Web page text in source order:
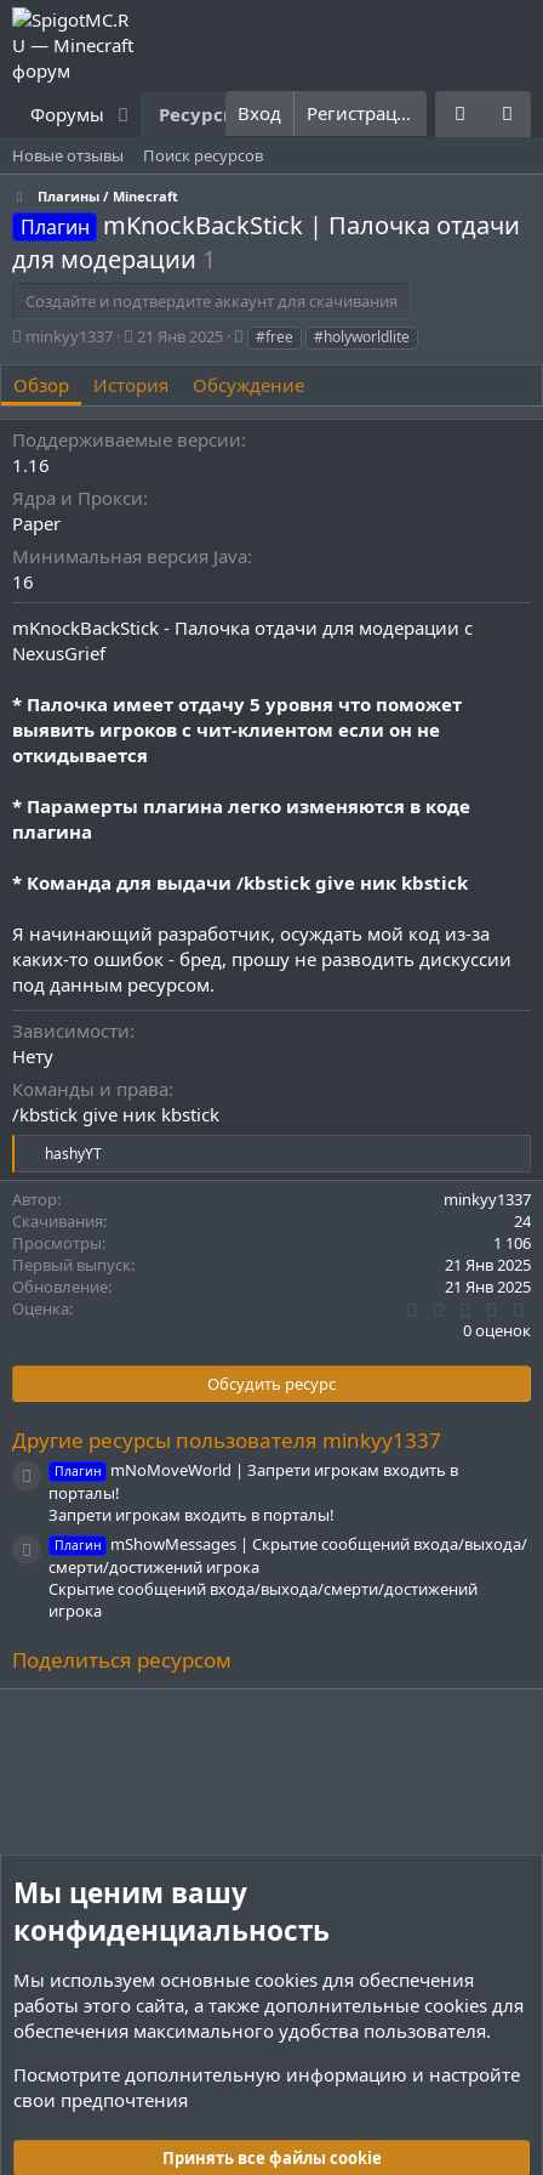
Форумы Ресурсы Что нового? Правила
Вход Регистрация
Новые отзывы Поиск ресурсов
Плагины / Minecraft
Плагин mKnockBackStick | Палочка отдачи
для модерации 1
Создайте и подтвердите аккаунт для скачивания
А
т
о
р
minkyy1337
Д
т
а
с
о
а
и
21 Янв 2025
Т
г
и
#free #holyworldlite
Обзор История Обсуждение
Поддерживаемые версии
1.16
Ядра и Прокси
Paper
Минимальная версия Java
16
mKnockBackStick - Палочка отдачи для модерации с
NexusGrief
* Палочка имеет отдачу 5 уровня что поможет
выявить игроков с чит-клиентом если он не
откидывается
* Парамерты плагина легко изменяются в коде
плагина
* Команда для выдачи /kbstick give ник kbstick
Я начинающий разработчик, осуждать мой код из-за
каких-то ошибок - бред, прошу не разводить дискуссии
под данным ресурсом.
Зависимости
Нету
Команды и права
/kbstick give ник kbstick
Р
е
к
ц
и
и
:
hashyYT
Автор
minkyy1337
Скачивания
24
Просмотры
1 106
Первый выпуск
21 Янв 2025
Обновление
21 Янв 2025
Оценка
0
0
в
0 оценок
Обсудить ресурс
Другие ресурсы пользователя minkyy1337
Иконка ресурса
Плагин
mNoMoveWorld | Запрети игрокам входить в
порталы!
Запрети игрокам входить в порталы!
Иконка ресурса
Плагин
mShowMessages | Скрытие сообщений входа/выхода/
смерти/достижений игрока
Скрытие сообщений входа/выхода/смерти/достижений
игрока
Поделиться ресурсом
Мы ценим вашу
конфиденциальность
Мы используем основные cookies для обеспечения
работы этого сайта, а также дополнительные cookies для
обеспечения максимального удобства пользователя.
Посмотрите дополнительную информацию и настройте
свои предпочтения
Принять все файлы cookie